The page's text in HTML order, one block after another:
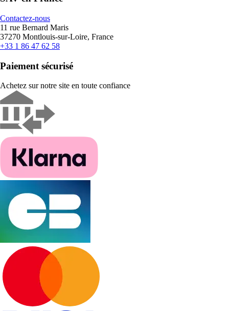
Contactez-nous
11 rue Bernard Maris
37270 Montlouis-sur-Loire, France
+33 1 86 47 62 58
Paiement sécurisé
Achetez sur notre site en toute confiance